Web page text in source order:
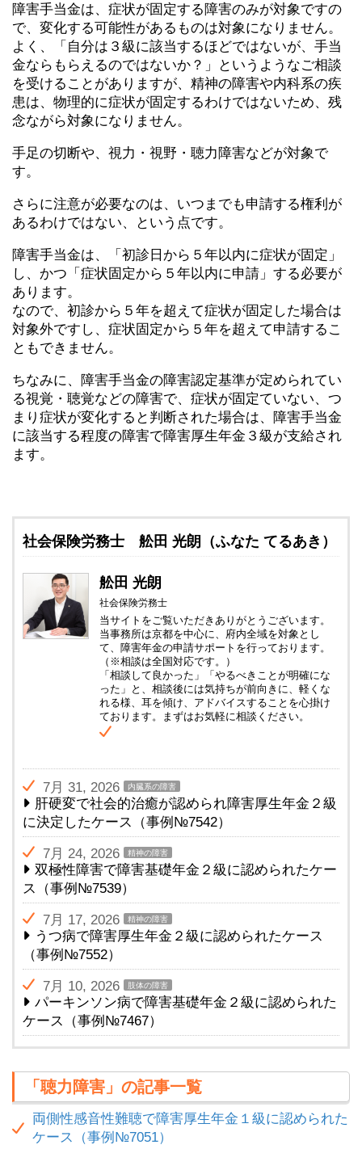
障害手当金は、症状が固定する障害のみが対象ですの
で、変化する可能性があるものは対象になりません。
よく、「自分は３級に該当するほどではないが、手当
金ならもらえるのではないか？」というようなご相談
を受けることがありますが、精神の障害や内科系の疾
患は、物理的に症状が固定するわけではないため、残
念ながら対象になりません。
手足の切断や、視力・視野・聴力障害などが対象で
す。
さらに注意が必要なのは、いつまでも申請する権利が
あるわけではない、という点です。
障害手当金は、「初診日から５年以内に症状が固定」
し、かつ「症状固定から５年以内に申請」する必要が
あります。
なので、初診から５年を超えて症状が固定した場合は
対象外ですし、症状固定から５年を超えて申請するこ
ともできません。
ちなみに、障害手当金の障害認定基準が定められてい
る視覚・聴覚などの障害で、症状が固定ていない、つ
まり症状が変化すると判断された場合は、障害手当金
に該当する程度の障害で障害厚生年金３級が支給され
ます。
社会保険労務士 舩田 光朗（ふなた てるあき）
舩田 光朗
社会保険労務士
当サイトをご覧いただきありがとうございます。
当事務所は京都を中心に、府内全域を対象とし
て、障害年金の申請サポートを行っております。
（※相談は全国対応です。）
「相談して良かった」「やるべきことが明確にな
った」と、相談後には気持ちが前向きに、軽くな
れる様、耳を傾け、アドバイスすることを心掛け
ております。まずはお気軽に相談ください。
7月 31, 2026 内臓系の障害
肝硬変で社会的治癒が認められ障害厚生年金２級
に決定したケース（事例№7542）
7月 24, 2026 精神の障害
双極性障害で障害基礎年金２級に認められたケー
ス（事例№7539）
7月 17, 2026 精神の障害
うつ病で障害厚生年金２級に認められたケース
（事例№7552）
7月 10, 2026 肢体の障害
パーキンソン病で障害基礎年金２級に認められた
ケース（事例№7467）
「聴力障害」の記事一覧
両側性感音性難聴で障害厚生年金１級に認められた
ケース（事例№7051）